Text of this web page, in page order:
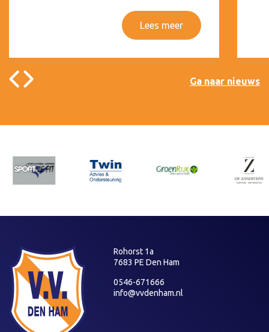
Lees meer
Ga naar nieuws
Rohorst 1a
7683 PE Den Ham
0546-671666
info@vvdenham.nl